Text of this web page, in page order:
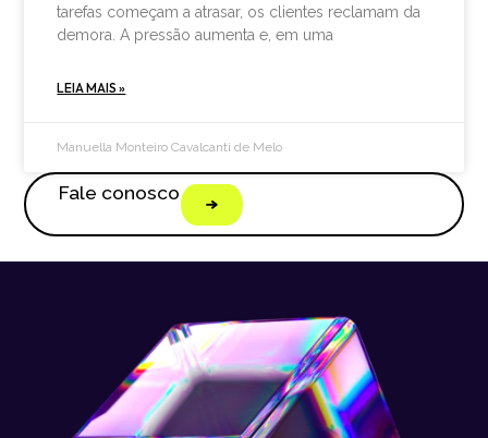
tarefas começam a atrasar, os clientes reclamam da
demora. A pressão aumenta e, em uma
LEIA MAIS »
Manuella Monteiro Cavalcanti de Melo
Fale conosco